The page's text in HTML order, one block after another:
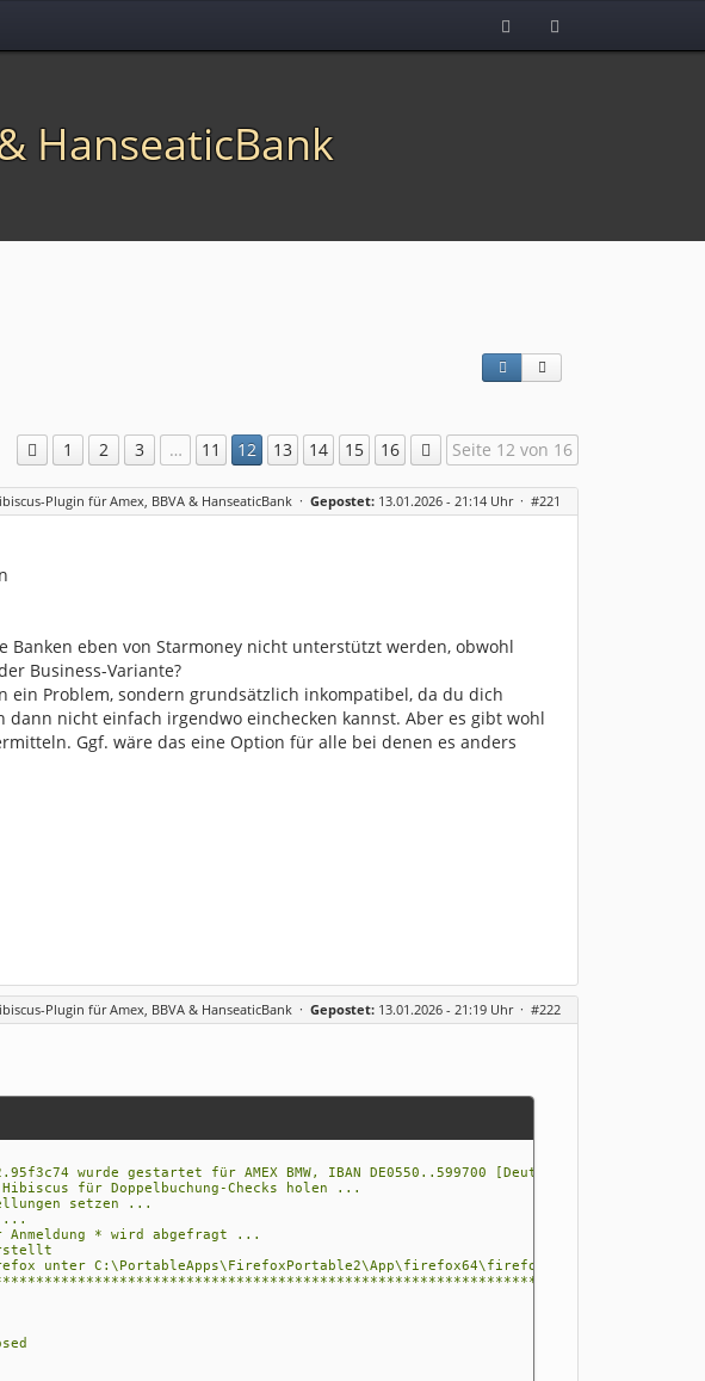
HanseaticBank
1 2 3 … 11 12 13 14 15 16 Seite 12 von 16
Plugin für Amex, BBVA & HanseaticBank · Gepostet: 13.01.2026 - 21:14 Uhr · #221
Banken eben von Starmoney nicht unterstützt werden, obwohl
Business-Variante?
ein Problem, sondern grundsätzlich inkompatibel, da du dich
nicht einfach irgendwo einchecken kannst. Aber es gibt wohl
Ggf. wäre das eine Option für alle bei denen es anders
Plugin für Amex, BBVA & HanseaticBank · Gepostet: 13.01.2026 - 21:19 Uhr · #222
wurde gestartet für AMEX BMW, IBAN DE0550..599700 [Deutsche Bank]...
Hibiscus für Doppelbuchung-Checks holen ...
setzen ...
...
Anmeldung * wird abgefragt ...
unter C:\PortableApps\FirefoxPortable2\App\firefox64\firefox.exe